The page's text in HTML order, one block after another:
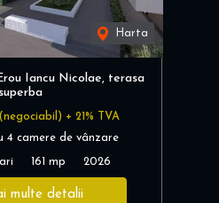
Harta
Iancu Nicolae, terasa
superba
(negociabil) + 21% TVA
4 camere de vânzare
161 mp 2026
multe detalii